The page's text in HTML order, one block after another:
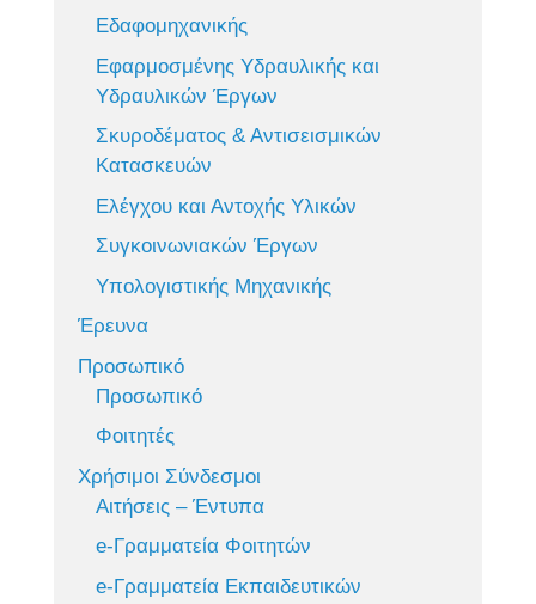
Εδαφομηχανικής
Εφαρμοσμένης Υδραυλικής και
Υδραυλικών Έργων
Σκυροδέματος & Αντισεισμικών
Κατασκευών
Ελέγχου και Αντοχής Υλικών
Συγκοινωνιακών Έργων
Υπολογιστικής Μηχανικής
Έρευνα
Προσωπικό
Προσωπικό
Φοιτητές
Χρήσιμοι Σύνδεσμοι
Αιτήσεις – Έντυπα
e-Γραμματεία Φοιτητών
e-Γραμματεία Εκπαιδευτικών